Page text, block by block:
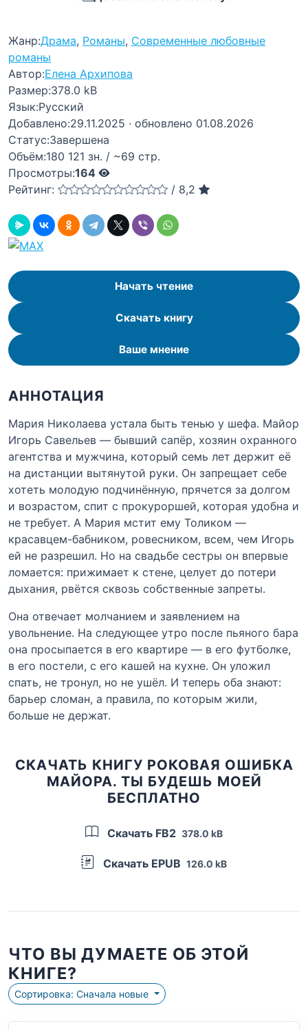
Жанр:Драма, Романы, Современные любовные
романы
Автор:Елена Архипова
Размер:378.0 kB
Язык:Русский
Добавлено:29.11.2025 · обновлено 01.08.2026
Статус:Завершена
Объём:180 121 зн. / ~69 стр.
Просмотры:164
Рейтинг:
/ 8,2
Начать чтение
Скачать книгу
Ваше мнение
АННОТАЦИЯ
Мария Николаева устала быть тенью у шефа. Майор
Игорь Савельев — бывший сапёр, хозяин охранного
агентства и мужчина, который семь лет держит её
на дистанции вытянутой руки. Он запрещает себе
хотеть молодую подчинённую, прячется за долгом
и возрастом, спит с прокуроршей, которая удобна и
не требует. А Мария мстит ему Толиком —
красавцем-бабником, ровесником, всем, чем Игорь
ей не разрешил. Но на свадьбе сестры он впервые
ломается: прижимает к стене, целует до потери
дыхания, рвётся сквозь собственные запреты.
Она отвечает молчанием и заявлением на
увольнение. На следующее утро после пьяного бара
она просыпается в его квартире — в его футболке,
в его постели, с его кашей на кухне. Он уложил
спать, не тронул, но не ушёл. И теперь оба знают:
барьер сломан, а правила, по которым жили,
больше не держат.
СКАЧАТЬ КНИГУ РОКОВАЯ ОШИБКА
МАЙОРА. ТЫ БУДЕШЬ МОЕЙ
БЕСПЛАТНО
Скачать FB2 378.0 kB
Скачать EPUB 126.0 kB
ЧТО ВЫ ДУМАЕТЕ ОБ ЭТОЙ
КНИГЕ?
Сортировка: Сначала новые